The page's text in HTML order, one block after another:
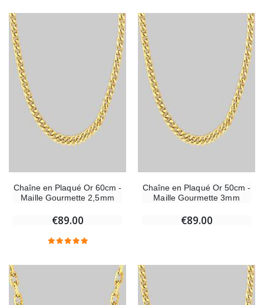
Chaîne en Plaqué Or 60cm -
Maille Gourmette 2,5mm
€89.00
Chaîne en Plaqué Or 50cm -
Maille Gourmette 3mm
€89.00